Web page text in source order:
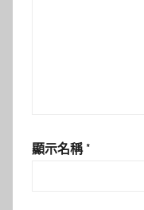
顯示名稱 *